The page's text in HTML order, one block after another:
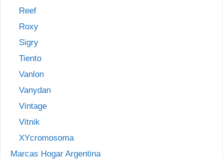
Reef
Roxy
Sigry
Tiento
Vanlon
Vanydan
Vintage
Vitnik
XYcromosoma
Marcas Hogar Argentina